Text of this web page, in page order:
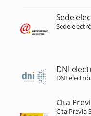
Sede
Sede
DNI
DNI
Cita
Cita Previa